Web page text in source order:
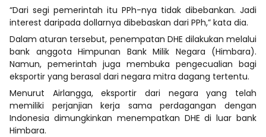
“Dari segi pemerintah itu PPh-nya tidak dibebankan. Jadi
interest daripada dollarnya dibebaskan dari PPh,” kata dia.
Dalam aturan tersebut, penempatan DHE dilakukan melalui
bank anggota Himpunan Bank Milik Negara (Himbara).
Namun, pemerintah juga membuka pengecualian bagi
eksportir yang berasal dari negara mitra dagang tertentu.
Menurut Airlangga, eksportir dari negara yang telah
memiliki perjanjian kerja sama perdagangan dengan
Indonesia dimungkinkan menempatkan DHE di luar bank
Himbara.